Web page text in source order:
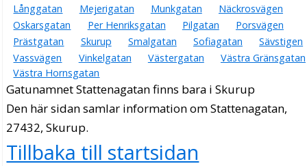
Långgatan
Mejerigatan Munkgatan
Näckrosvägen
Oskarsgatan
Per Henriksgatan Pilgatan
Porsvägen
Prästgatan
Skurup Smalgatan Sofiagatan
Sävstigen
Vassvägen
Vinkelgatan Västergatan
Västra Gränsgatan
Västra Hornsgatan
Gatunamnet Stattenagatan finns bara i Skurup
Den här sidan samlar information om Stattenagatan,
27432, Skurup.
Tillbaka till startsidan